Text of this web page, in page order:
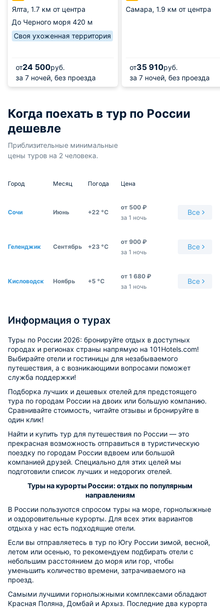
Ялта, 1.7 км от центра
До Черного моря 420 м
Своя ухоженная территория
от24 500руб.
за 7 ночей, без проезда
Самара, 1.9 км от центра
от35 910руб.
за 7 ночей, без проезда
Когда поехать в тур по России
дешевле
Приблизительные минимальные
цены туров на 2 человека.
Город Месяц Погода Цена
Сочи Июнь +22 °С
от 500 ₽
за 1 ночь
Все
Геленджик Сентябрь +23 °С
от 900 ₽
за 1 ночь
Все
Кисловодск Ноябрь +5 °С
от 1 680 ₽
за 1 ночь
Все
Информация о турах
Туры по России 2026: бронируйте отдых в доступных
городах и регионах страны напрямую на 101Hotels.com!
Выбирайте отели и гостиницы для незабываемого
путешествия, а с возникающими вопросами поможет
служба поддержки!
Подборка лучших и дешевых отелей для предстоящего
тура по городам России на двоих или большую компанию.
Сравнивайте стоимость, читайте отзывы и бронируйте в
один клик!
Найти и купить тур для путешествия по России — это
прекрасная возможность отправиться в туристическую
поездку по городам России вдвоем или большой
компанией друзей. Специально для этих целей мы
подготовили список лучших и недорогих отелей.
Туры на курорты России: отдых по популярным
направлениям
В России пользуются спросом туры на море, горнолыжные
и оздоровительные курорты. Для всех этих вариантов
отдыха у нас есть подходящие отели.
Если вы отправляетесь в тур по Югу России зимой, весной,
летом или осенью, то рекомендуем подбирать отели с
небольшим расстоянием до моря или гор, чтобы
уменьшить количество времени, затрачиваемого на
проезд.
Самыми лучшими горнолыжными комплексами обладают
Красная Поляна, Домбай и Архыз. Последние два курорта